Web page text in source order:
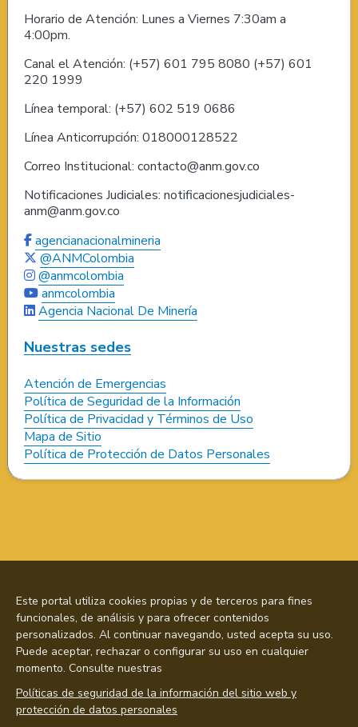
Horario de Atención: Lunes a Viernes 7:30am a
4:00pm.
Canal el Atención: (+57) 601 795 8080 (+57) 601
220 1999
Línea temporal: (+57) 602 519 0686
Línea Anticorrupción: 018000128522
Correo Institucional: contacto@anm.gov.co
Notificaciones Judiciales: notificacionesjudiciales-
anm@anm.gov.co
agencianacionalmineria
@ANMColombia
@anmcolombia
anmcolombia
Agencia Nacional De Minería
Nuestras sedes
Atención de Emergencias
Política de Seguridad de la Información
Política de Privacidad y Términos de Uso
Mapa de Sitio
Política de Protección de Datos Personales
Este portal utiliza cookies propias y de terceros para fines
funcionales, de análisis y para ofrecer contenidos
personalizados. Al continuar navegando, usted acepta su uso.
Puede aceptar, rechazar o configurar su uso en cualquier
momento. Consulte nuestras
Políticas de seguridad de la información del sitio web y
protección de datos personales